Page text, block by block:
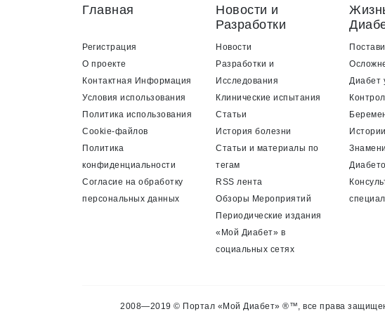
Главная
Регистрация
О проекте
Контактная Информация
Условия использования
Политика использования
Cookie-файлов
Политика
конфиденциальности
Согласие на обработку
персональных данных
Новости и
Разработки
Новости
Разработки и
Исследования
Клинические испытания
Статьи
История болезни
Статьи и материалы по
тегам
RSS лента
Обзоры Мероприятий
Периодические издания
«Мой Диабет» в
социальных сетях
Диабет
2008—2019 © Портал «Мой Диабет» ®™, все права